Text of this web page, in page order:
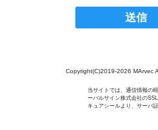
Copyright(C)2019-2026 MArvec
当サイトでは、通信情報の
ーバルサイン株式会社の
キュアシールより、サーバ